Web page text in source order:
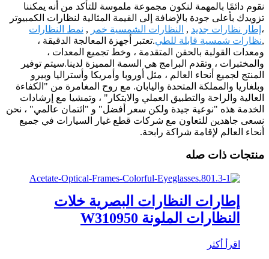
نقوم دائمًا بالمهمة لنكون مجموعة ملموسة للتأكد من أنه يمكننا
تزويدك بأعلى جودة بالإضافة إلى القيمة المثالية لنظارات الكمبيوتر
، إطار نظارات جديد , النظارات الشمسية خمر , نمط النظارات
,نظارات شمسية قابلة للطي.تعتبر أجهزة المعالجة الدقيقة ،
ومعدات القولبة بالحقن المتقدمة ، وخط تجميع المعدات ،
والمختبرات ، وتقدم البرامج هي السمة المميزة لدينا.سيتم توفير
المنتج لجميع أنحاء العالم ، مثل أوروبا وأمريكا وأستراليا وبيرو
وبلغاريا والمملكة المتحدة واليابان. مع روح المغامرة من "الكفاءة
العالية والراحة والتطبيق العملي والابتكار" ، وتمشيا مع إرشادات
الخدمة هذه "نوعية جيدة ولكن سعر أفضل" و "ائتمان عالمي" ، نحن
نسعى جاهدين للتعاون مع شركات قطع غيار السيارات في جميع
أنحاء العالم لإقامة شراكة رابحة.
منتجات ذات صله
إطارات النظارات البصرية خلات
النظارات الملونة W310950
اقرأ أكثر